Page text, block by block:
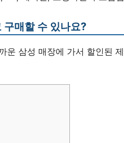
매할 수 있나요?
운 삼성 매장에 가서 할인된